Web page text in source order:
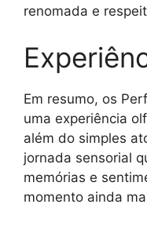
renomada e
Em resumo, os
uma experiência
além do simples
jornada sensorial
memórias e
momento ainda